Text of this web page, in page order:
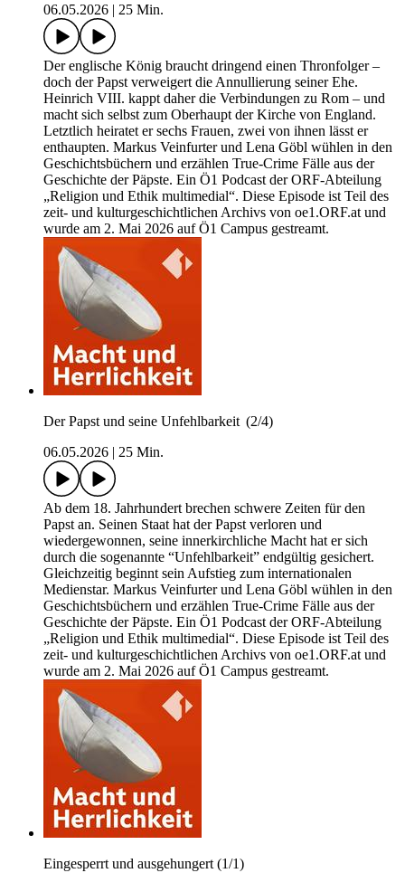
06.05.2026
25 Min.
Der englische König braucht dringend einen Thronfolger –
doch der Papst verweigert die Annullierung seiner Ehe.
Heinrich VIII. kappt daher die Verbindungen zu Rom – und
macht sich selbst zum Oberhaupt der Kirche von England.
Letztlich heiratet er sechs Frauen, zwei von ihnen lässt er
enthaupten. Markus Veinfurter und Lena Göbl wühlen in den
Geschichtsbüchern und erzählen True-Crime Fälle aus der
Geschichte der Päpste. Ein Ö1 Podcast der ORF-Abteilung
„Religion und Ethik multimedial“. Diese Episode ist Teil des
zeit- und kulturgeschichtlichen Archivs von oe1.ORF.at und
wurde am 2. Mai 2026 auf Ö1 Campus gestreamt.
Der Papst und seine Unfehlbarkeit (2/4)
06.05.2026
25 Min.
Ab dem 18. Jahrhundert brechen schwere Zeiten für den
Papst an. Seinen Staat hat der Papst verloren und
wiedergewonnen, seine innerkirchliche Macht hat er sich
durch die sogenannte “Unfehlbarkeit” endgültig gesichert.
Gleichzeitig beginnt sein Aufstieg zum internationalen
Medienstar. Markus Veinfurter und Lena Göbl wühlen in den
Geschichtsbüchern und erzählen True-Crime Fälle aus der
Geschichte der Päpste. Ein Ö1 Podcast der ORF-Abteilung
„Religion und Ethik multimedial“. Diese Episode ist Teil des
zeit- und kulturgeschichtlichen Archivs von oe1.ORF.at und
wurde am 2. Mai 2026 auf Ö1 Campus gestreamt.
Eingesperrt und ausgehungert (1/1)